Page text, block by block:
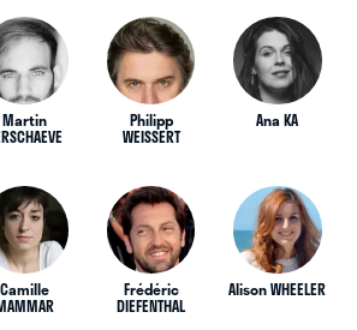
Martin Philipp
WEISSERT
Ana KA
Camille Frédéric
DIEFENTHAL
Alison WHEELER